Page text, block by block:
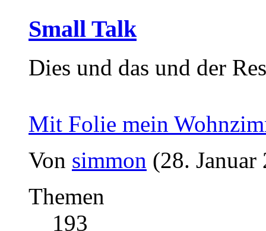
Small Talk
Dies und das und der
Mit Folie mein
Von simmon (28.
Themen
193